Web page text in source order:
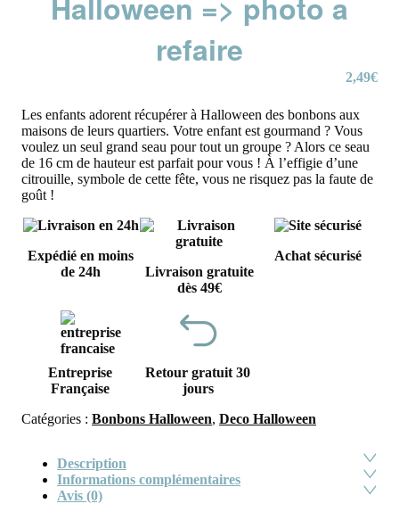
refaire
2,49€
Les enfants adorent récupérer à Halloween des bonbons aux
maisons de leurs quartiers. Votre enfant est gourmand ? Vous
voulez un seul grand seau pour tout un groupe ? Alors ce seau
de 16 cm de hauteur est parfait pour vous ! À l’effigie d’une
citrouille, symbole de cette fête, vous ne risquez pas la faute de
goût !
Expédié en moins
de 24h
Livraison gratuite
dès 49€
Achat sécurisé
Entreprise
Française
Retour gratuit 30
jours
Catégories : Bonbons Halloween, Deco Halloween
Description
Informations complémentaires
Avis (0)